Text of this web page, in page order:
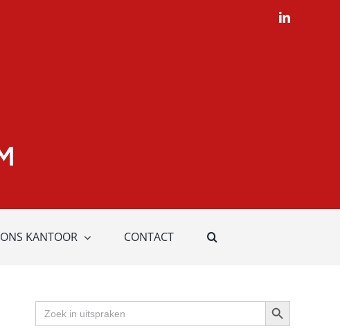
LinkedIn
ONS KANTOOR CONTACT
Zoek
naar:
Zoekknop